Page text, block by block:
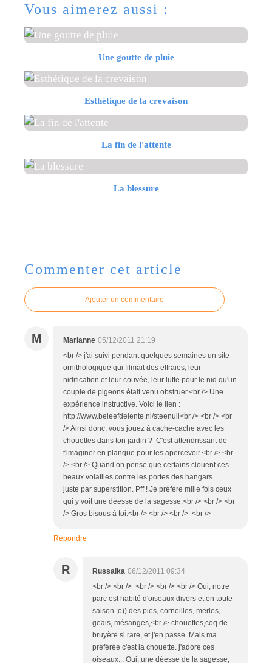
Vous aimerez aussi :
Une goutte de pluie
Esthétique de la crevaison
La fin de l'attente
La blessure
Commenter cet article
Ajouter un commentaire
M Marianne 05/12/2011 21:19
<br /> j'ai suivi pendant quelques semaines un site
ornithologique qui filmait des effraies, leur
nidification et leur couvée, leur lutte pour le nid qu'un
couple de pigeons était venu obstruer.<br /> Une
expérience instructive. Voici le lien :
http://www.beleefdelente.nl/steenuil<br /> <br /> <br
/> Ainsi donc, vous jouez à cache-cache avec les
chouettes dans ton jardin ? C'est attendrissant de
t'imaginer en planque pour les apercevoir.<br /> <br
/> <br /> Quand on pense que certains clouent ces
beaux volatiles contre les portes des hangars
juste par superstition. Pff ! Je préfère mille fois ceux
qui y voit une déesse de la sagesse.<br /> <br /> <br
/> Gros bisous à toi.<br /> <br /> <br /> <br />
Répondre
R Russalka 06/12/2011 09:34
<br /> <br /> <br /> <br /> <br /> Oui, notre
parc est habité d'oiseaux divers et en toute
saison ;o)) des pies, corneilles, merles,
geais, mésanges,<br /> chouettes,coq de
bruyère si rare, et j'en passe. Mais ma
préférée c'est la chouette. j'adore ces
oiseaux... Oui, une déesse de la sagesse,